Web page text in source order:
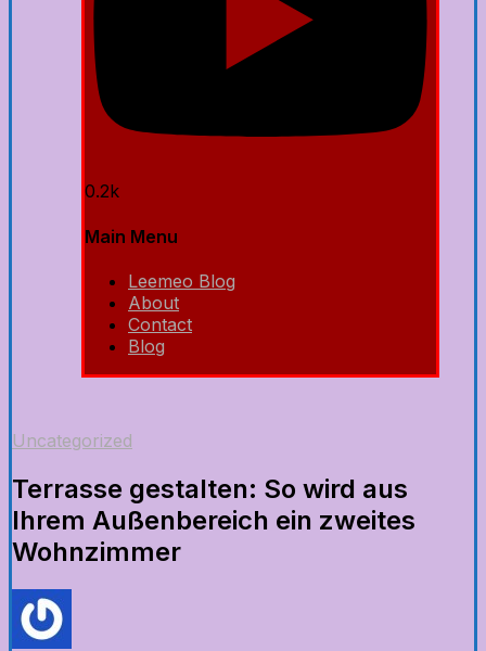
0.2k
Main Menu
Leemeo Blog
About
Contact
Blog
Uncategorized
Terrasse gestalten: So wird aus
Ihrem Außenbereich ein zweites
Wohnzimmer